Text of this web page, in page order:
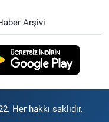
Arşivi
Her hakkı saklıdır.